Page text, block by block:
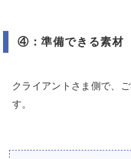
④：準備できる素材
クライアントさま側で、
す。